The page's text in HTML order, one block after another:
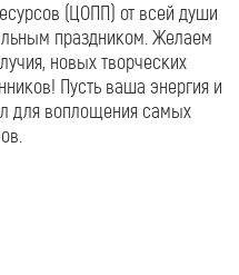
(ЦОПП) от всей души
праздником. Желаем
новых творческих
Пусть ваша энергия и
для воплощения самых